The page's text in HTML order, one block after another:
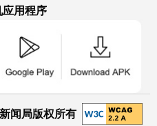
应用程序
闻局版权所有